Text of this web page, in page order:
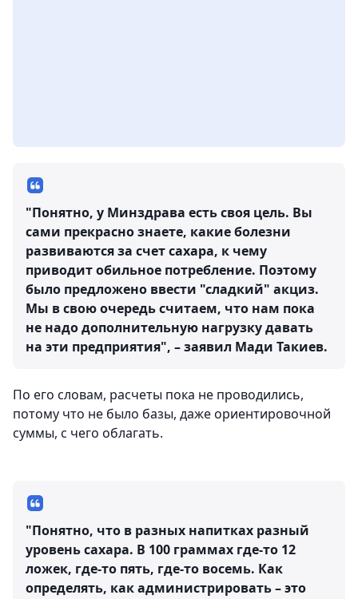
"Понятно, у Минздрава есть своя цель. Вы
сами прекрасно знаете, какие болезни
развиваются за счет сахара, к чему
приводит обильное потребление. Поэтому
было предложено ввести "сладкий" акциз.
Мы в свою очередь считаем, что нам пока
не надо дополнительную нагрузку давать
на эти предприятия", – заявил Мади Такиев.
По его словам, расчеты пока не проводились,
потому что не было базы, даже ориентировочной
суммы, с чего облагать.
"Понятно, что в разных напитках разный
уровень сахара. В 100 граммах где-то 12
ложек, где-то пять, где-то восемь. Как
определять, как администрировать – это